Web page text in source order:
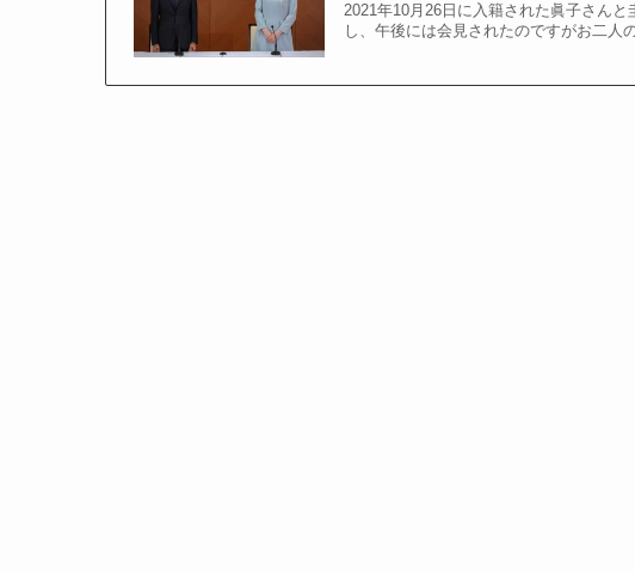
2021年10月26日に入籍された眞子さん
し、午後には会見されたのですがお二